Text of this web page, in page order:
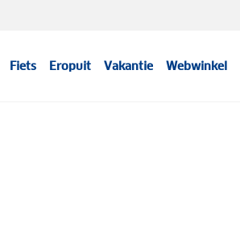
Fiets Eropuit Vakantie Webwinkel